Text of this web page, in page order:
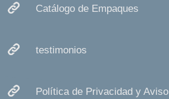
Catálogo de Empaques
testimonios
Política de Privacidad y